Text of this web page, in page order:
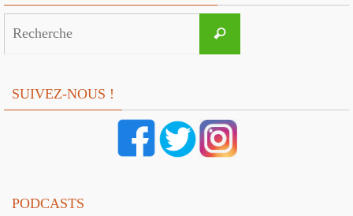
Recherche
SUIVEZ-NOUS !
PODCASTS